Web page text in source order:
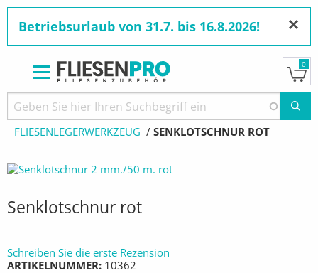
zum
Inhalt
Betriebsurlaub von 31.7. bis 16.8.2026! ×
0
Pfadnavigation
STARTSEITE PRODUKTE
WERKZEUGE
FLIESENLEGERWERKZEUG
AKTUELL:
SENKLOTSCHNUR ROT
Senklotschnur rot
Schreiben Sie die erste Rezension
ARTIKELNUMMER 10362